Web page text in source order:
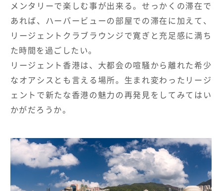
メンタリーで楽しむ事が出来る。せっかくの滞在で
あれば、ハーバービューの部屋での滞在に加えて、
リージェントクラブラウンジで寛ぎと充足感に満ち
た時間を過ごしたい。
リージェント香港は、大都会の喧騒から離れた希少
なオアシスとも言える場所。生まれ変わったリージ
ェントで新たな香港の魅力の再発見をしてみてはい
かがだろうか。